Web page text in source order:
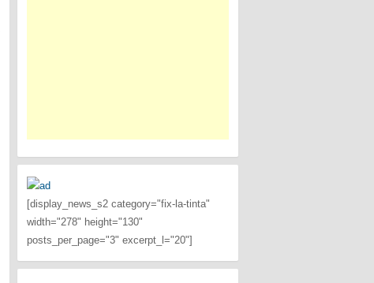
[display_news_s2 category="fix-la-tinta"
width="278" height="130"
posts_per_page="3" excerpt_l="20"]